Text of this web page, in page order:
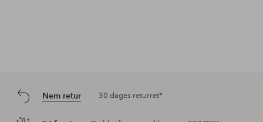
Nem retur 30 dages returret*